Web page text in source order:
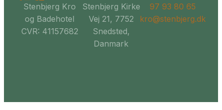
Stenbjerg Kro
og Badehotel
CVR: 41157682
Stenbjerg Kirke
Vej 21, 7752
Snedsted,
Danmark
97 93 80 65
kro@stenbjerg.dk